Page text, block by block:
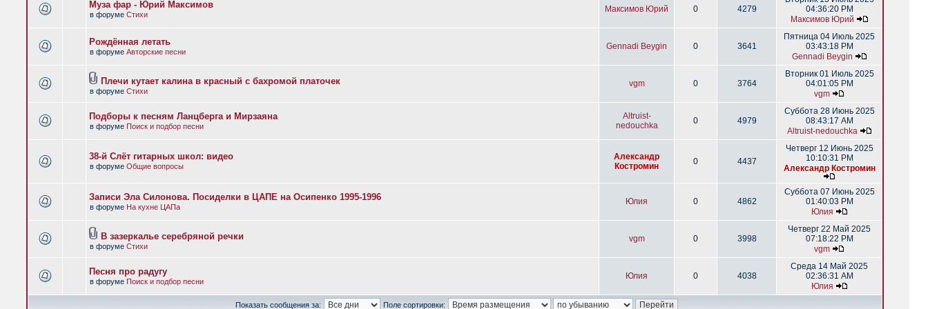
Муза фар - Юрий Максимов
в форуме Стихи
Максимов Юрий 0 4279
04:36:20 PM
Максимов Юрий
Рождённая летать
в форуме Авторские песни
Gennadi Beygin 0 3641
Пятница 04 Июль 2025
03:43:18 PM
Gennadi Beygin
Плечи кутает калина в красный с бахромой платочек
в форуме Стихи
vgm 0 3764
Вторник 01 Июль 2025
04:01:05 PM
vgm
Подборы к песням Ланцберга и Мирзаяна
в форуме Поиск и подбор песни
Altruist-
nedouchka
0 4979
Суббота 28 Июнь 2025
08:43:17 AM
Altruist-nedouchka
38-й Слёт гитарных школ: видео
в форуме Общие вопросы
Александр
Костромин
0 4437
Четверг 12 Июнь 2025
10:10:31 PM
Александр Костромин
Записи Эла Силонова. Посиделки в ЦАПЕ на Осипенко 1995-1996
в форуме На кухне ЦАПа
Юлия 0 4862
Суббота 07 Июнь 2025
01:40:03 PM
Юлия
В зазеркалье серебряной речки
в форуме Стихи
vgm 0 3998
Четверг 22 Май 2025
07:18:22 PM
vgm
Песня про радугу
в форуме Поиск и подбор песни
Юлия 0 4038
Среда 14 Май 2025
02:36:31 AM
Юлия
Показать сообщения за: Поле сортировки: